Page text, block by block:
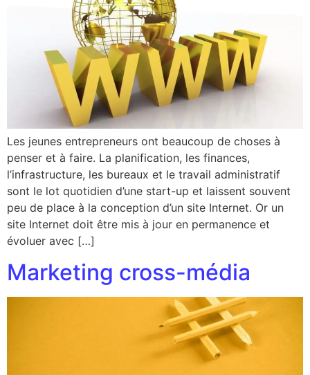
Les jeunes entrepreneurs ont beaucoup de choses à
penser et à faire. La planification, les finances,
l’infrastructure, les bureaux et le travail administratif
sont le lot quotidien d’une start-up et laissent souvent
peu de place à la conception d’un site Internet. Or un
site Internet doit être mis à jour en permanence et
évoluer avec […]
Marketing cross-média